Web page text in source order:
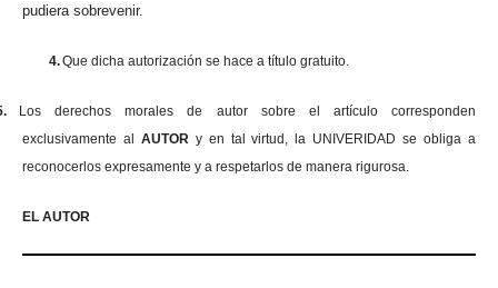
pudiera sobrevenir.
4.Que dicha autorización se hace a título gratuito.
Los derechos morales de autor sobre el artículo corresponden
exclusivamente al AUTOR y en tal virtud, la UNIVERIDAD se obliga a
reconocerlos expresamente y a respetarlos de manera rigurosa.
EL AUTOR